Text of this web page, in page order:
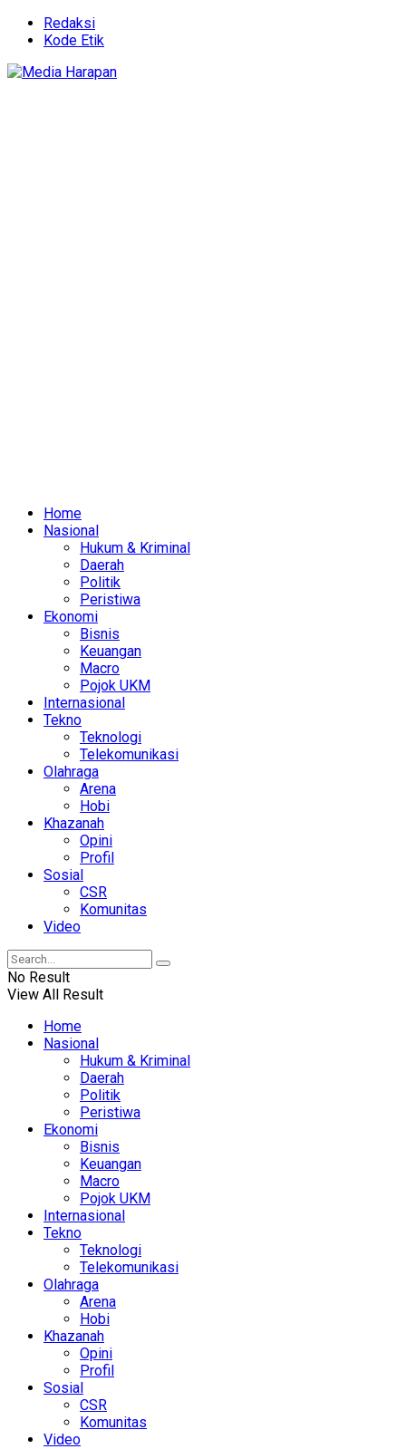
Redaksi
Kode Etik
Home
Nasional
Hukum & Kriminal
Daerah
Politik
Peristiwa
Ekonomi
Bisnis
Keuangan
Macro
Pojok UKM
Internasional
Tekno
Teknologi
Telekomunikasi
Olahraga
Arena
Hobi
Khazanah
Opini
Profil
Sosial
CSR
Komunitas
Video
No Result
View All Result
Home
Nasional
Hukum & Kriminal
Daerah
Politik
Peristiwa
Ekonomi
Bisnis
Keuangan
Macro
Pojok UKM
Internasional
Tekno
Teknologi
Telekomunikasi
Olahraga
Arena
Hobi
Khazanah
Opini
Profil
Sosial
CSR
Komunitas
Video